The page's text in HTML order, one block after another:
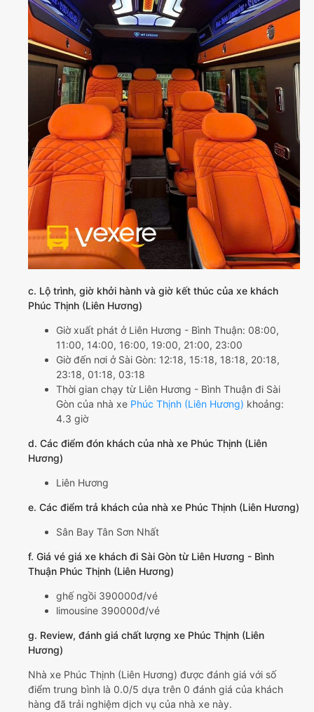
c. Lộ trình, giờ khởi hành và giờ kết thúc của xe khách
Phúc Thịnh (Liên Hương)
Giờ xuất phát ở Liên Hương - Bình Thuận: 08:00,
11:00, 14:00, 16:00, 19:00, 21:00, 23:00
Giờ đến nơi ở Sài Gòn: 12:18, 15:18, 18:18, 20:18,
23:18, 01:18, 03:18
Thời gian chạy từ Liên Hương - Bình Thuận đi Sài
Gòn của nhà xe Phúc Thịnh (Liên Hương) khoảng:
4.3 giờ
d. Các điểm đón khách của nhà xe Phúc Thịnh (Liên
Hương)
Liên Hương
e. Các điểm trả khách của nhà xe Phúc Thịnh (Liên Hương)
Sân Bay Tân Sơn Nhất
f. Giá vé giá xe khách đi Sài Gòn từ Liên Hương - Bình
Thuận Phúc Thịnh (Liên Hương)
ghế ngồi 390000đ/vé
limousine 390000đ/vé
g. Review, đánh giá chất lượng xe Phúc Thịnh (Liên
Hương)
Nhà xe Phúc Thịnh (Liên Hương) được đánh giá với số
điểm trung bình là 0.0/5 dựa trên 0 đánh giá của khách
hàng đã trải nghiệm dịch vụ của nhà xe này.